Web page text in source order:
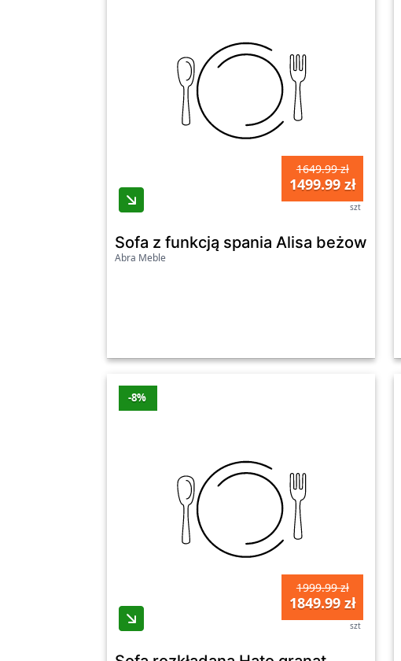
1649.99 zł
1499.99 zł
szt
Sofa z funkcją spania Alisa beżowa
Abra Meble
-8%
1999.99 zł
1849.99 zł
szt